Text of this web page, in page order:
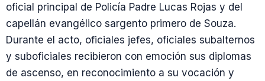
oficial principal de Policía Padre Lucas Rojas y del
capellán evangélico sargento primero de Souza.
Durante el acto, oficiales jefes, oficiales subalternos
y suboficiales recibieron con emoción sus diplomas
de ascenso, en reconocimiento a su vocación y